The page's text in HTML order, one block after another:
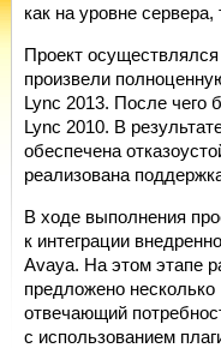
как на уровне
Проект
произвели
Lync 2013. После чего
Lync 2010. В
обеспечена
реализована
В ходе выполнения
к интеграции
Avaya. На этом этапе
предложено
отвечающий
с использованием